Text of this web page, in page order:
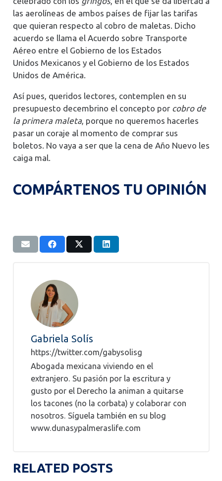
las aerolíneas de ambos países de fijar las tarifas
que quieran respecto al cobro de maletas. Dicho
acuerdo se llama el Acuerdo sobre Transporte
Aéreo entre el Gobierno de los Estados
Unidos Mexicanos y el Gobierno de los Estados
Unidos de América.
Así pues, queridos lectores, contemplen en su
presupuesto decembrino el concepto por cobro de
la primera maleta, porque no queremos hacerles
pasar un coraje al momento de comprar sus
boletos. No vaya a ser que la cena de Año Nuevo les
caiga mal.
COMPÁRTENOS TU OPINIÓN
Gabriela Solís
https://twitter.com/gabysolisg
Abogada mexicana viviendo en el
extranjero. Su pasión por la escritura y
gusto por el Derecho la animan a quitarse
los tacones (no la corbata) y colaborar con
nosotros. Síguela también en su blog
www.dunasypalmeraslife.com
RELATED POSTS